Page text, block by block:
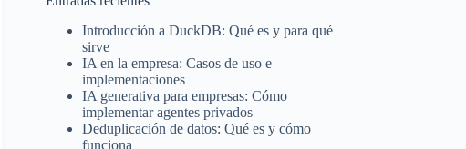
Introducción a DuckDB: Qué es y para qué
sirve
IA en la empresa: Casos de uso e
implementaciones
IA generativa para empresas: Cómo
implementar agentes privados
Deduplicación de datos: Qué es y cómo
funciona